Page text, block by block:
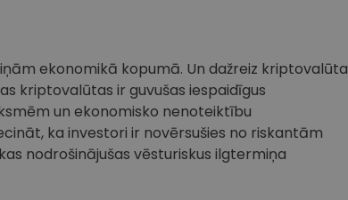
ekonomikā kopumā. Un dažreiz kriptovalūta
kriptovalūtas ir guvušas iespaidīgus
un ekonomisko nenoteiktību
ka investori ir novērsušies no riskantām
nodrošinājušas vēsturiskus ilgtermiņa